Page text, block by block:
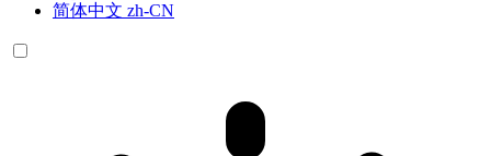
简体中文 zh-CN